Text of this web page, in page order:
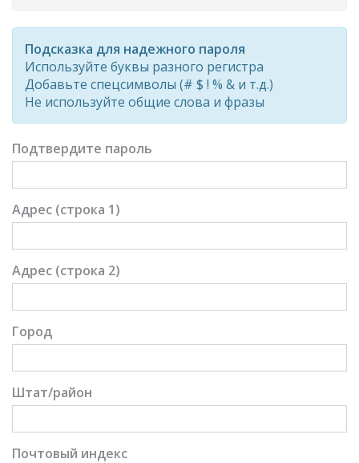
Rating:
Подсказка для надежного пароля
Используйте буквы разного регистра
Добавьте спецсимволы (# $ ! % & и т.д.)
Не используйте общие слова и фразы
Подтвердите пароль
Адрес (строка 1)
Адрес (строка 2)
Город
Штат/район
Почтовый индекс